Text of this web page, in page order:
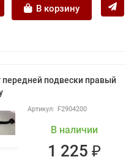
В корзину
передней подвески правый
F2904200
В наличии
1 225 ₽